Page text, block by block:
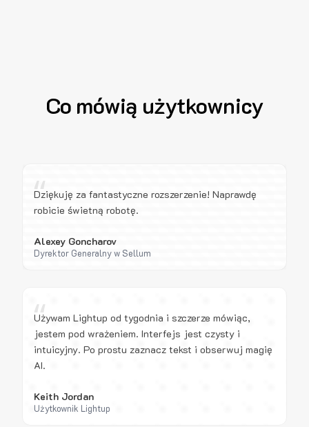
Co mówią użytkownicy
“
Dziękuję za fantastyczne rozszerzenie! Naprawdę
robicie świetną robotę.
Alexey Goncharov
Dyrektor Generalny w Sellum
“
Używam Lightup od tygodnia i szczerze mówiąc,
jestem pod wrażeniem. Interfejs jest czysty i
intuicyjny. Po prostu zaznacz tekst i obserwuj magię
AI.
Keith Jordan
Użytkownik Lightup